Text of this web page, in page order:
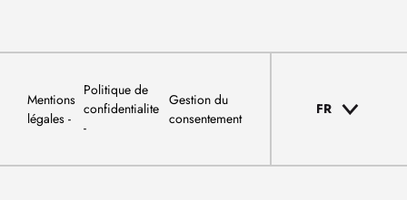
Mentions
légales
Politique de
confidentialite
Gestion du
consentement
FR